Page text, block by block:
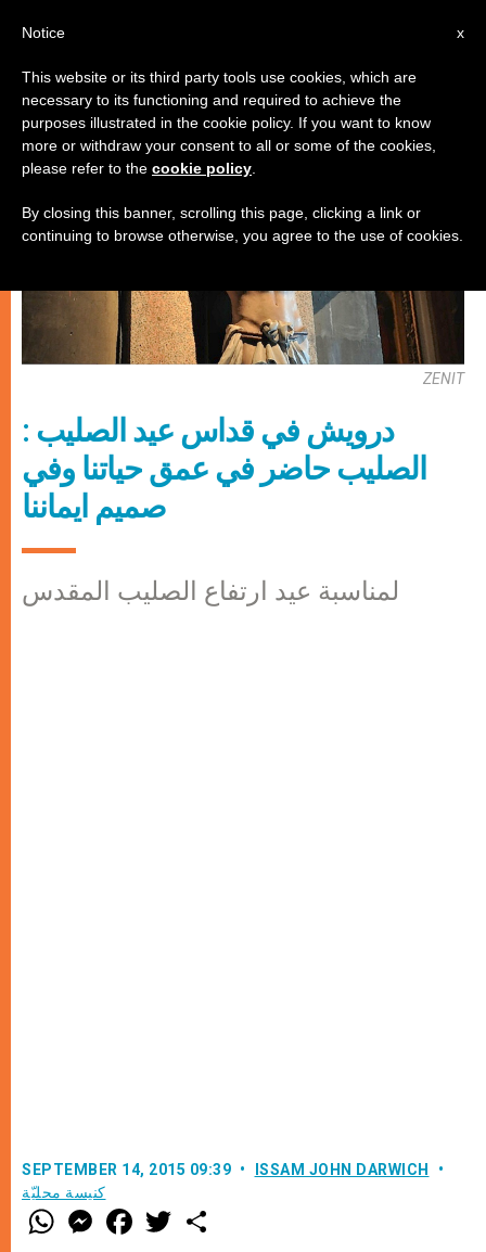
كنيسة محليّة
ZENIT
درويش في قداس عيد الصليب :
الصليب حاضر في عمق حياتنا وفي
صميم ايماننا
SEPTEMBER 14, 2015 09:39
ISSAM JOHN DARWICH
كنيسة محليّة
W
h
M
e
F
a
T
w
x
Notice
This website or its third party tools use cookies, which are
necessary to its functioning and required to achieve the
purposes illustrated in the cookie policy. If you want to know
more or withdraw your consent to all or some of the cookies,
please refer to the cookie policy
By closing this banner, scrolling this page, clicking a link or
continuing to browse otherwise, you agree to the use of cookies.